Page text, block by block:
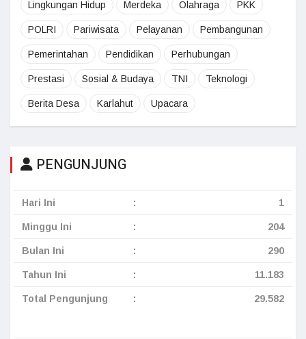
Lingkungan Hidup Merdeka Olahraga PKK
POLRI Pariwisata Pelayanan Pembangunan
Pemerintahan Pendidikan Perhubungan
Prestasi Sosial & Budaya TNI Teknologi
Berita Desa Karlahut Upacara
PENGUNJUNG
Hari Ini : 1
Minggu Ini : 204
Bulan Ini : 290
Tahun Ini : 11.183
Total Pengunjung : 29.582